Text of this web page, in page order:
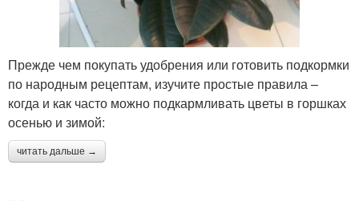
Прежде чем покупать удобрения или готовить подкормки
по народным рецептам, изучите простые правила –
когда и как часто можно подкармливать цветы в горшках
осенью и зимой:
читать дальше →